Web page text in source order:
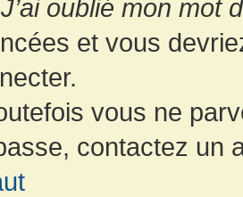
J’ai oublié mon mot
et vous
vous ne
contactez un